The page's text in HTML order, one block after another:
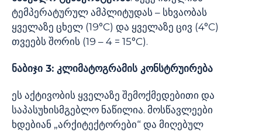
ტემპერატურულ ამპლიტუდას – სხვაობას
ყველაზე ცხელ (19°C) და ყველაზე ცივ (4°C)
თვეებს შორის (19 – 4 = 15°C).
ნაბიჯი 3: კლიმატოგრამის კონსტრუირება
ეს აქტივობის ყველაზე შემოქმედებითი და
საპასუხისმგებლო ნაწილია. მოსწავლეები
ხდებიან „არქიტექტორები“ და მიღებულ